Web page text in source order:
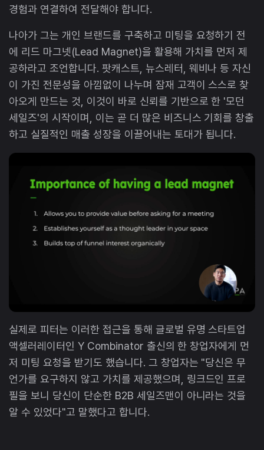
경험과 연결하여 전달해야 합니다.
나아가 그는 개인 브랜드를 구축하고 미팅을 요청하기 전
에 리드 마그넷(Lead Magnet)을 활용해 가치를 먼저 제
공하라고 조언합니다. 팟캐스트, 뉴스레터, 웨비나 등 자신
이 가진 전문성을 아낌없이 나누며 잠재 고객이 스스로 찾
아오게 만드는 것, 이것이 바로 신뢰를 기반으로 한 '모던
세일즈'의 시작이며, 이는 곧 더 많은 비즈니스 기회를 창출
하고 실질적인 매출 성장을 이끌어내는 토대가 됩니다.
실제로 피터는 이러한 접근을 통해 글로벌 유명 스타트업
액셀러레이터인 Y Combinator 출신의 한 창업자에게 먼
저 미팅 요청을 받기도 했습니다. 그 창업자는 "당신은 무
언가를 요구하지 않고 가치를 제공했으며, 링크드인 프로
필을 보니 당신이 단순한 B2B 세일즈맨이 아니라는 것을
알 수 있었다"고 말했다고 합니다.